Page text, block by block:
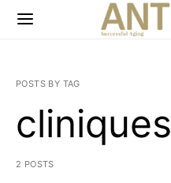
POSTS BY TAG
cliniques
2 POSTS